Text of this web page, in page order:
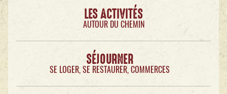
LES ACTIVITÉS
AUTOUR DU CHEMIN
SÉJOURNER
SE LOGER, SE RESTAURER, COMMERCES